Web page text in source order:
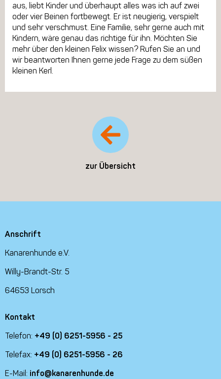
aus, liebt Kinder und überhaupt alles was ich auf zwei
oder vier Beinen fortbewegt. Er ist neugierig, verspielt
und sehr verschmust. Eine Familie, sehr gerne auch mit
Kindern, wäre genau das richtige für ihn. Möchten Sie
mehr über den kleinen Felix wissen? Rufen Sie an und
wir beantworten Ihnen gerne jede Frage zu dem süßen
kleinen Kerl.
zur Übersicht
Anschrift
Kanarenhunde e.V.
Willy-Brandt-Str. 5
64653 Lorsch
Kontakt
Telefon: +49 (0) 6251-5956 - 25
Telefax: +49 (0) 6251-5956 - 26
E-Mail: info@kanarenhunde.de